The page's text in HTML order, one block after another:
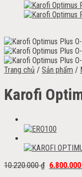
Trang chủ / Sản phẩm /
Karofi
10.220.000₫ 6.800.000